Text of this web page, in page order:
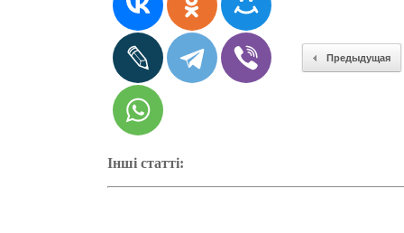
Предыдущая
Інші статті: